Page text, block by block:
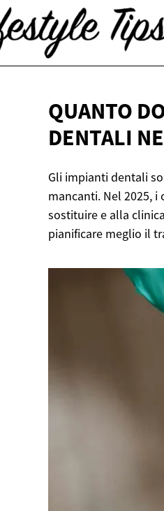
QUANTO
DENTALI
Gli impianti dentali
mancanti. Nel 2025,
sostituire e alla
pianificare meglio il